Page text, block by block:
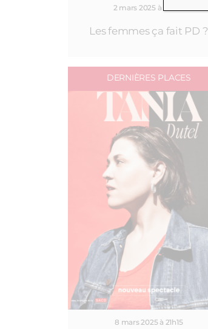
2 mars 2025 à 18h00
Les femmes ça fait PD ?
DERNIÈRES PLACES
8 mars 2025 à 21h15